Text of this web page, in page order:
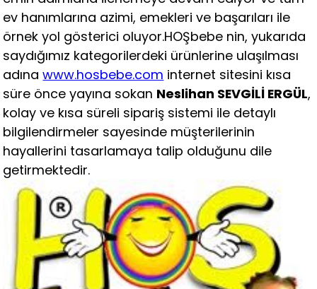
ev hanımlarına azimi, emekleri ve başarıları ile
örnek yol gösterici oluyor.HOŞbebe nin, yukarıda
saydığımız kategorilerdeki ürünlerine ulaşılması
adınawww.hosbebe.com internet sitesini kısa
süre önce yayına sokan Neslihan SEVGİLİ ERGÜL,
kolay ve kısa süreli sipariş sistemi ile detaylı
bilgilendirmeler sayesinde müşterilerinin
hayallerini tasarlamaya talip olduğunu dile
getirmektedir.